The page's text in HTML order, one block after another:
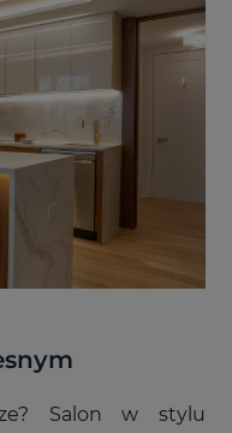
Salon w stylu